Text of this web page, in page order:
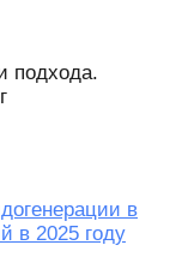
подхода.
в
в 2025 году